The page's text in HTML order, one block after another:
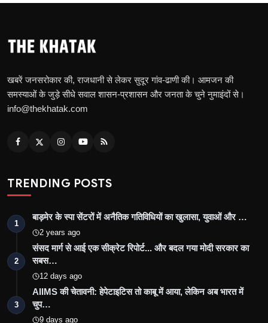
खबरें जनसरोकार की, राजधानी से लेकर सुदूर गांव-ढाणी की। आमजन की
समस्याओं के जुड़े सीधे सवाल शासन-प्रशासन और जनता के चुने नुमाइंदों से।
info@thekhatak.com
TRENDING POSTS
1
बाड़मेर के स्पा सेंटरों में अनैतिक गतिविधियों का खुलासा, युवाओं और …
2 years ago
2
संसद मार्ग से आई एक सीक्रेट रिपोर्ट... और बदल गया मोदी सरकार का
सबस…
12 days ago
3
AIIMS की चेतावनी: हेपेटाइटिस तो काबू में आया, लेकिन अब भारत में
चुप…
9 days ago